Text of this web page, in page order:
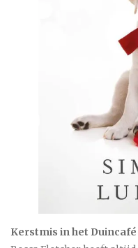
Kerstmis in het Duincafé